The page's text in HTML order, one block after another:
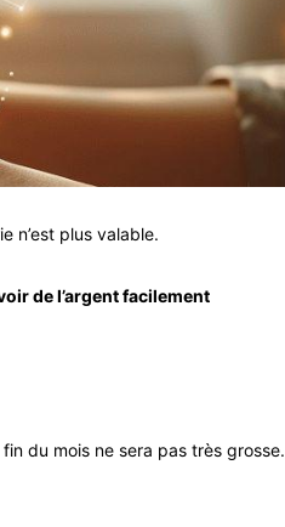
n’est plus valable.
de l’argent facilement
du mois ne sera pas très grosse.